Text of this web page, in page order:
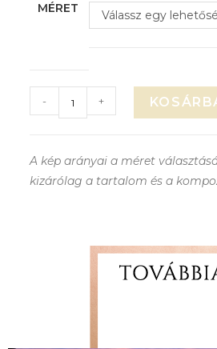
MÉRET Válassz egy
- +
A kép arányai a méret
kizárólag a tartalom és a